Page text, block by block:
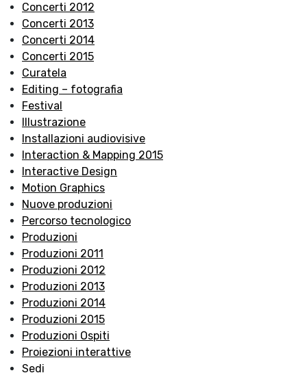
Concerti 2012
Concerti 2013
Concerti 2014
Concerti 2015
Curatela
Editing – fotografia
Festival
Illustrazione
Installazioni audiovisive
Interaction & Mapping 2015
Interactive Design
Motion Graphics
Nuove produzioni
Percorso tecnologico
Produzioni
Produzioni 2011
Produzioni 2012
Produzioni 2013
Produzioni 2014
Produzioni 2015
Produzioni Ospiti
Proiezioni interattive
Sedi